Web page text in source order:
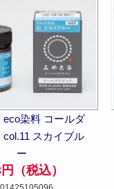
eco染料 コールダ
col.11 スカイブル
ー
（税込）